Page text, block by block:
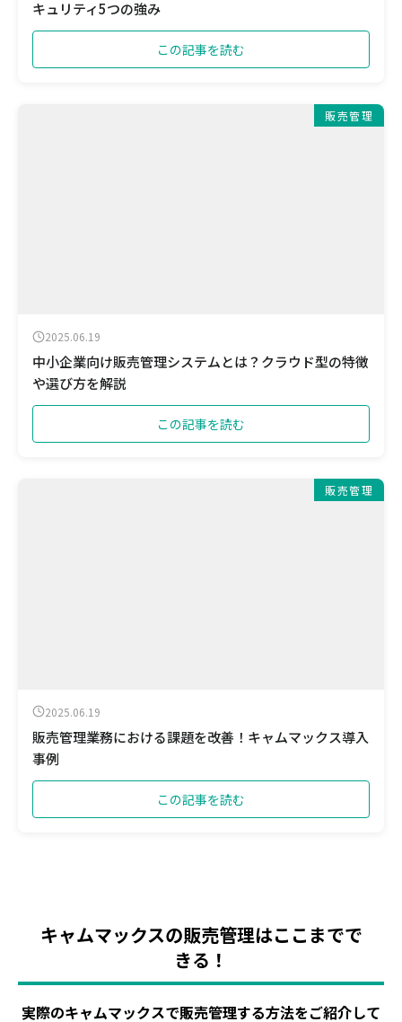
キュリティ5つの強み
この記事を読む
販売管理
2025.06.19
中小企業向け販売管理システムとは？クラウド型の特徴
や選び方を解説
この記事を読む
販売管理
2025.06.19
販売管理業務における課題を改善！キャムマックス導入
事例
この記事を読む
キャムマックスの販売管理はここまでで
きる！
実際のキャムマックスで販売管理する方法をご紹介して